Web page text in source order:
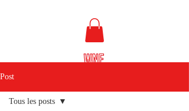
Post
Tous les posts